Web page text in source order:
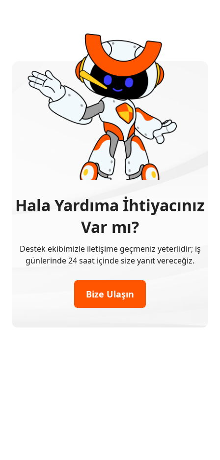
Hala Yardıma İhtiyacınız
Var mı?
Destek ekibimizle iletişime geçmeniz yeterlidir; iş
günlerinde 24 saat içinde size yanıt vereceğiz.
Bize Ulaşın